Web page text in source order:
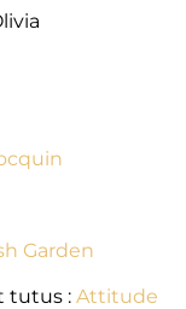
Garden
tutus : Attitude